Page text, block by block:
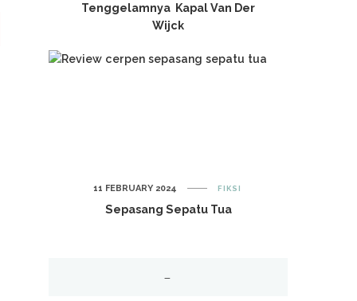
Tenggelamnya Kapal Van Der
Wijck
FIKSI
Sepasang Sepatu Tua
11 FEBRUARY 2024
–